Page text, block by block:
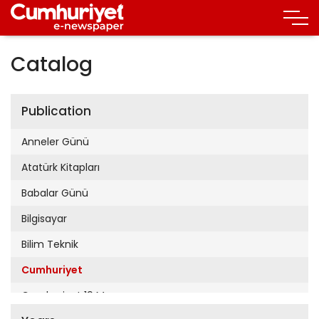
Catalog
Publication
Anneler Günü
Atatürk Kitapları
Babalar Günü
Bilgisayar
Bilim Teknik
Cumhuriyet
Cumhuriyet 19 Mayıs